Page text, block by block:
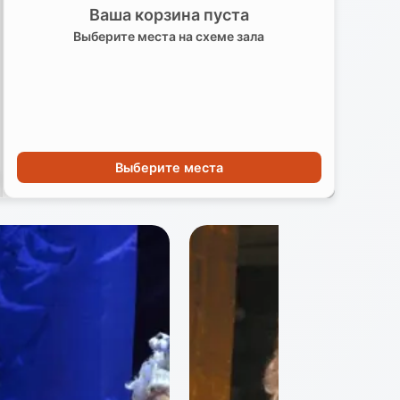
Ваша корзина пуста
Выберите места на схеме зала
Выберите места